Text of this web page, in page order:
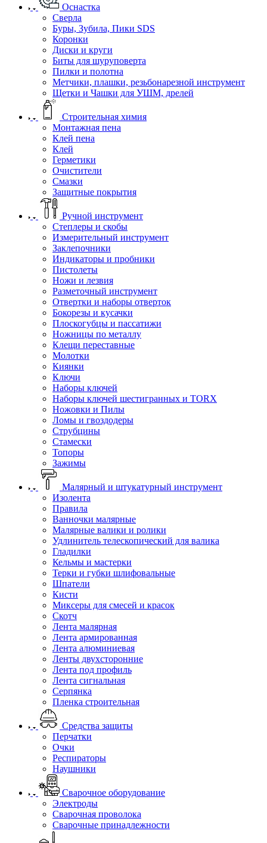
Оснастка
Сверла
Буры, Зубила, Пики SDS
Коронки
Диски и круги
Биты для шуруповерта
Пилки и полотна
Метчики, плашки, резьбонарезной инструмент
Щетки и Чашки для УШМ, дрелей
Строительная химия
Монтажная пена
Клей пена
Клей
Герметики
Очистители
Смазки
Защитные покрытия
Ручной инструмент
Степлеры и скобы
Измерительный инструмент
Заклепочники
Индикаторы и пробники
Пистолеты
Ножи и лезвия
Разметочный инструмент
Отвертки и наборы отверток
Бокорезы и кусачки
Плоскогубцы и пассатижи
Ножницы по металлу
Клещи переставные
Молотки
Киянки
Ключи
Наборы ключей
Наборы ключей шестигранных и TORX
Ножовки и Пилы
Ломы и гвоздодеры
Струбцины
Стамески
Топоры
Зажимы
Малярный и штукатурный инструмент
Изолента
Правила
Ванночки малярные
Малярные валики и ролики
Удлинитель телескопический для валика
Гладилки
Кельмы и мастерки
Терки и губки шлифовальные
Шпатели
Кисти
Миксеры для смесей и красок
Скотч
Лента малярная
Лента армированная
Лента алюминиевая
Ленты двухсторонние
Лента под профиль
Лента сигнальная
Серпянка
Пленка строительная
Средства защиты
Перчатки
Очки
Респираторы
Наушники
Сварочное оборудование
Электроды
Сварочная проволока
Сварочные принадлежности